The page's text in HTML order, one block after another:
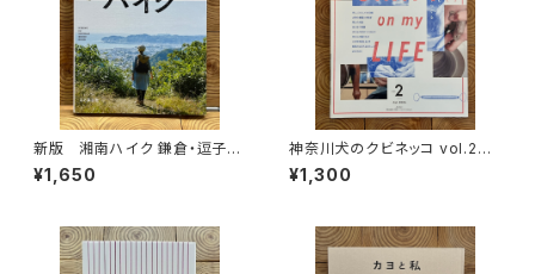
新版 湘南ハイク 鎌倉・逗子・
葉山・横須賀・三浦の山と海歩き
¥1,650
神奈川犬のクビネッコ vol.2
特集：CRAFT on my LIFE
¥1,300